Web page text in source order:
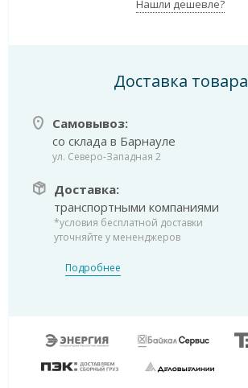
Нашли дешевле?
Доставка товара
Самовывоз:
со склада в Барнауле
ул. Северо-Западная 2
Доставка:
транспортными компаниями
*условия бесплатной доставки
уточняйте у мененджеров
Подробнее